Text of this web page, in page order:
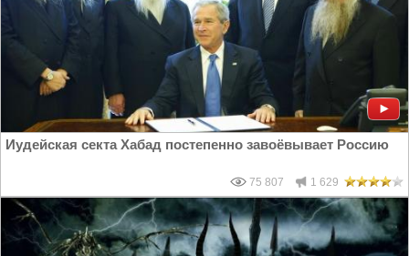
Иудейская секта Хабад постепенно завоёвывает Россию
75 807 1 629